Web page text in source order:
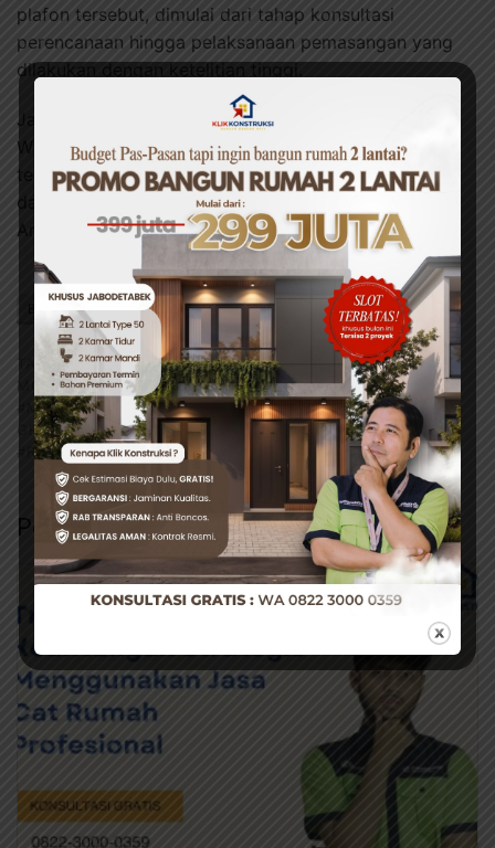
plafon tersebut, dimulai dari tahap konsultasi
perencanaan hingga pelaksanaan pemasangan yang
dilakukan dengan ketelitian tinggi.
Jangan ragu untuk berkonsultasi secara gratis via
WhatsApp. Klik link ini0822-3000-0359 untuk
terhubung langsung dengan spesialis kami dan
dapatkan solusi terbaik untuk kebutuhan konstruksi
Anda.
BAGIKAN INI Facebook WhatsApp
#CARA PASANG GRC
#DESAIN INTERIOR
MODERN
#DIY PLAFON
#KEUNGGULAN GRC
#MATERIAL KONSTRUKSI
#PEMASANGAN PLAFON
GRC
#PLAFON MINIMALIS
#PLAFON TAHAN LAMA
#RENOVASI RUMAH
#SOLUSI PLAFON PRAKTIS
Pos Terkait